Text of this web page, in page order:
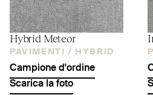
Hybrid Meteor
PAVIMENTI / HYBRID
Campione d'ordine
Scarica la foto